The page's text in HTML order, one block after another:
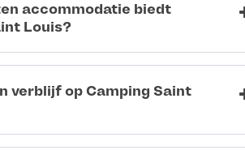
accommodatie biedt
Louis?
verblijf op Camping Saint